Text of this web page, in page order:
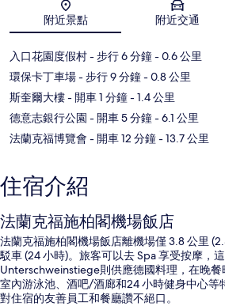
地圖
附近景點 附近交通
入口花園度假村- 步行 6 分鐘- 0.6 公里
環保卡丁車場- 步行 9 分鐘- 0.8 公里
斯奎爾大樓- 開車 1 分鐘- 1.4 公里
德意志銀行公園 - 開車 5 分鐘- 6.1 公里
法蘭克福博覽會 - 開車 12 分鐘- 13.7 公里
住宿介紹
法蘭克福施柏閣機場飯店
法蘭克福施柏閣機場飯店離機場僅 3.8 公里
駁車 (24 小時)。旅客可以去 Spa 享受按摩，
Unterschweinstiege則供應德國料理，在晚
室內游泳池、酒吧/酒廊和24 小時健身中心等
對住宿的友善員工和餐廳讚不絕口。